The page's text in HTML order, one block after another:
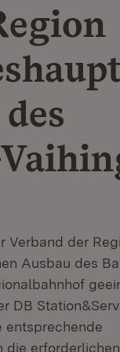
Verband der
Ausbau des
DB
entsprechende
die erforderlichen